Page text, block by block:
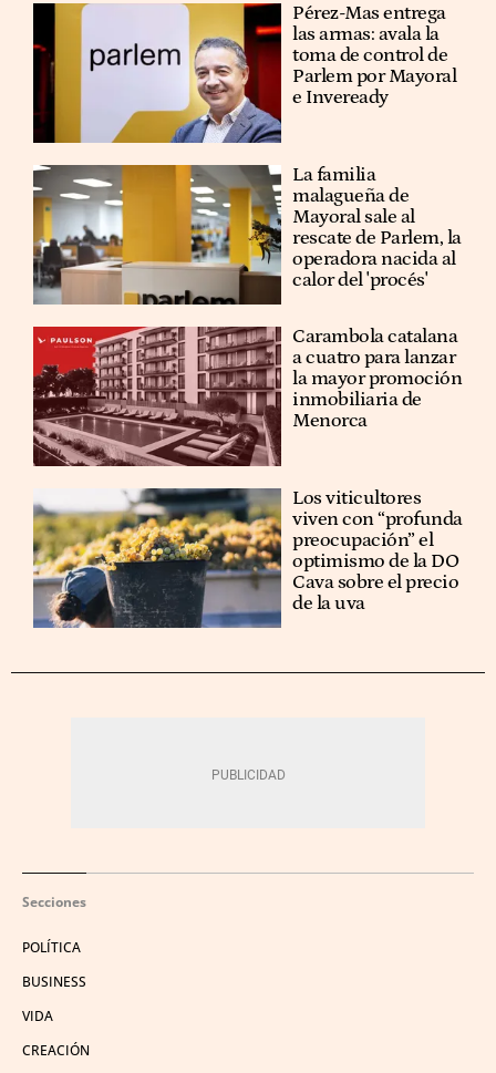
Pérez-Mas entrega
las armas: avala la
toma de control de
Parlem por Mayoral
e Inveready
La familia
malagueña de
Mayoral sale al
rescate de Parlem, la
operadora nacida al
calor del 'procés'
Carambola catalana
a cuatro para lanzar
la mayor promoción
inmobiliaria de
Menorca
Los viticultores
viven con “profunda
preocupación” el
optimismo de la DO
Cava sobre el precio
de la uva
Secciones
POLÍTICA
BUSINESS
VIDA
CREACIÓN